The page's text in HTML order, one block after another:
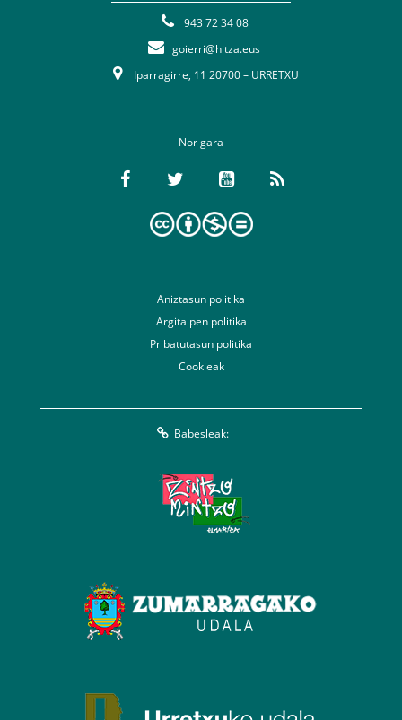
943 72 34 08
goierri@hitza.eus
Iparragirre, 11 20700 – URRETXU
Nor gara
Aniztasun politika
Argitalpen politika
Pribatutasun politika
Cookieak
Babesleak: